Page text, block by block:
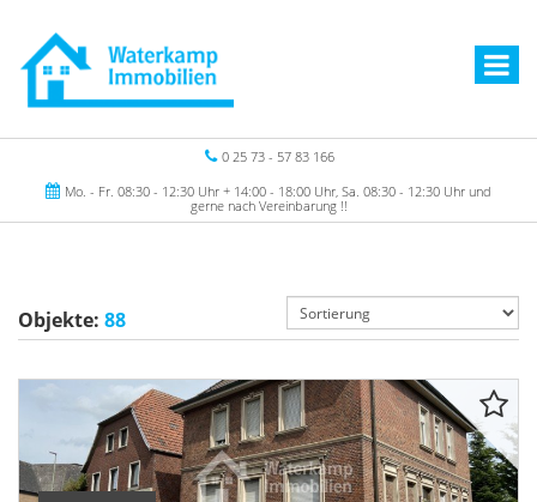
0 25 73 - 57 83 166
Mo. - Fr. 08:30 - 12:30 Uhr + 14:00 - 18:00 Uhr, Sa. 08:30 - 12:30 Uhr und
gerne nach Vereinbarung !!
Objekte: 88